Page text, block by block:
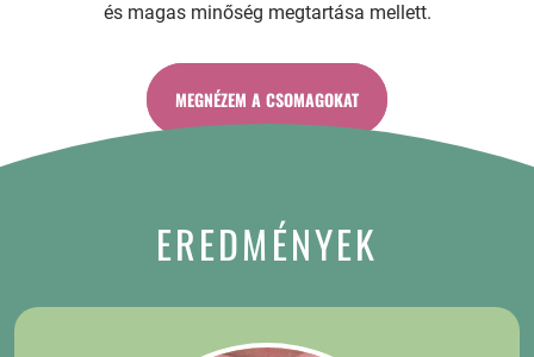
és magas minőség megtartása mellett.
MEGNÉZEM A CSOMAGOKAT
EREDMÉNYEK